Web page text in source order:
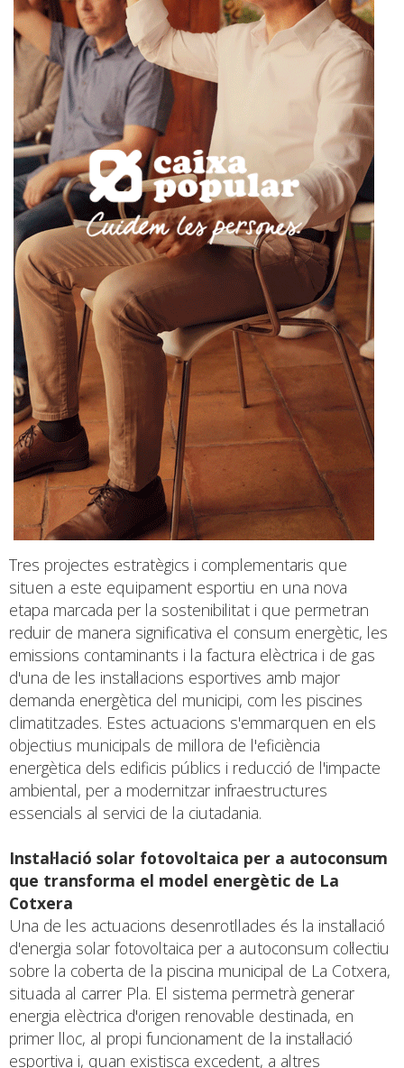
Tres projectes estratègics i complementaris que
situen a este equipament esportiu en una nova
etapa marcada per la sostenibilitat i que permetran
reduir de manera significativa el consum energètic, les
emissions contaminants i la factura elèctrica i de gas
d'una de les instal·lacions esportives amb major
demanda energètica del municipi, com les piscines
climatitzades. Estes actuacions s'emmarquen en els
objectius municipals de millora de l'eficiència
energètica dels edificis públics i reducció de l'impacte
ambiental, per a modernitzar infraestructures
essencials al servici de la ciutadania.
Instal·lació solar fotovoltaica per a autoconsum
que transforma el model energètic de La
Cotxera
Una de les actuacions desenrotllades és la instal·lació
d'energia solar fotovoltaica per a autoconsum col·lectiu
sobre la coberta de la piscina municipal de La Cotxera,
situada al carrer Pla. El sistema permetrà generar
energia elèctrica d'origen renovable destinada, en
primer lloc, al propi funcionament de la instal·lació
esportiva i, quan existisca excedent, a altres